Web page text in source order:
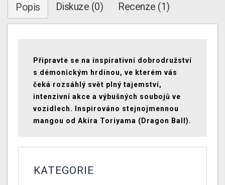
Popis Diskuze (0) Recenze (1)
Připravte se na inspirativní dobrodružství
s démonickým hrdinou, ve kterém vás
čeká rozsáhlý svět plný tajemství,
intenzivní akce a výbušných soubojů ve
vozidlech. Inspirováno stejnojmennou
mangou od Akira Toriyama (Dragon Ball).
KATEGORIE